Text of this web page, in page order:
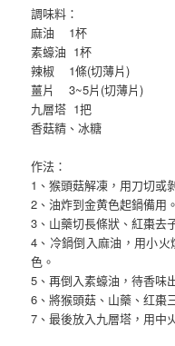
調味料：
麻油 1杯
素蠔油 1杯
辣椒 1條(切薄片)
薑片 3~5片(切薄片)
九層塔 1把
香菇精、冰糖
作法：
1、猴頭菇解凍，用刀切或
2、油炸到金黄色起鍋備用。
3、山藥切長條狀、紅棗去
4、冷鍋倒入麻油，用小
色。
5、再倒入素蠔油，待香味
6、將猴頭菇、山藥、红棗
7、最後放入九層塔，用中